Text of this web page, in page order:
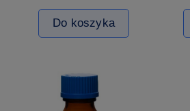
Do koszyka